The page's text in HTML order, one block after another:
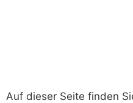
Auf dieser Seite finden